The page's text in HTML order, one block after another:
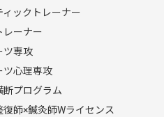
ィックトレーナー
ーナー
専攻
心理専攻
プログラム
師×鍼灸師Wライセンス